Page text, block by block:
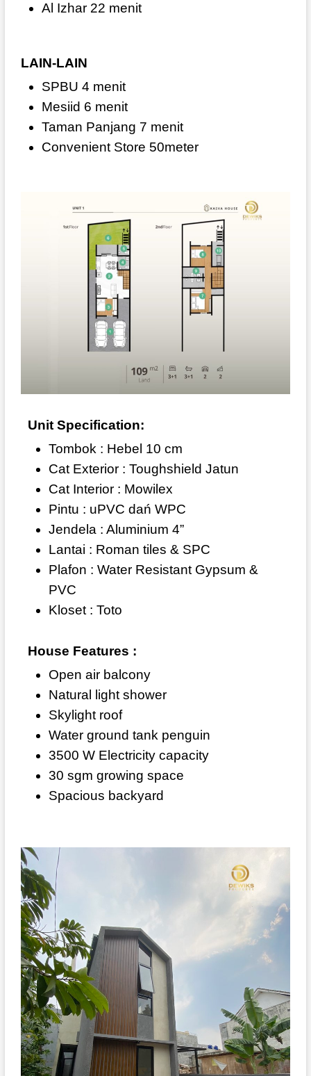
Al Izhar 22 menit
LAIN-LAIN
SPBU 4 menit
Mesiid 6 menit
Taman Panjang 7 menit
Convenient Store 50meter
Unit Specification:
Tombok : Hebel 10 cm
Cat Exterior : Toughshield Jatun
Cat Interior : Mowilex
Pintu : uPVC dań WPC
Jendela : Aluminium 4”
Lantai : Roman tiles & SPC
Plafon : Water Resistant Gypsum &
PVC
Kloset : Toto
House Features :
Open air balcony
Natural light shower
Skylight roof
Water ground tank penguin
3500 W Electricity capacity
30 sgm growing space
Spacious backyard